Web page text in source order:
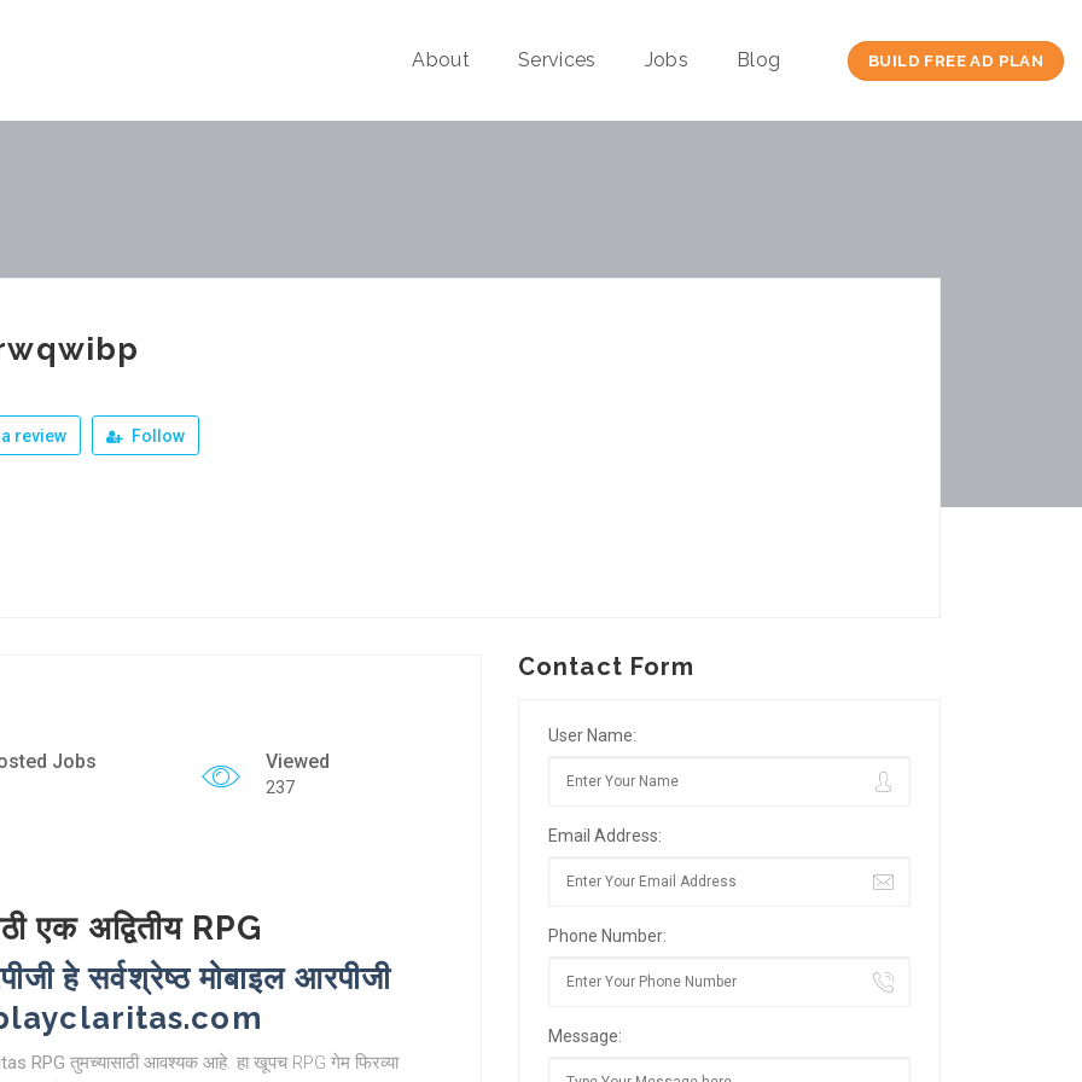
About Services Jobs Blog BUILD FREE AD PLAN
review Follow
Jobs Viewed
237
एक अद्वितीय RPG
हे सर्वश्रेष्ठ मोबाइल आरपीजी
RPG तुमच्यासाठी आवश्यक आहे. हा खूपच RPG गेम फिरव्या
Contact Form
User Name:
Email Address:
Phone Number:
Message: